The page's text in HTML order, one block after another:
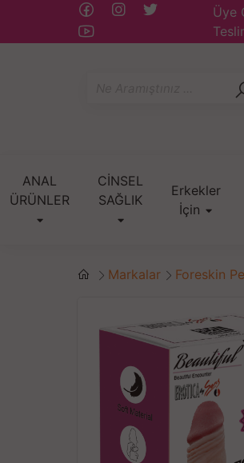
Üye
ANAL
ÜRÜNLER
CİNSEL
SAĞLIK
Erkekler
İçin
Markalar Foreskin